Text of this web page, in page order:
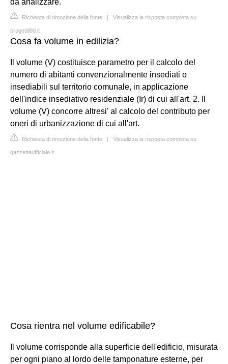
Richiesta di rimozione della fonte | Visualizza la risposta completa su
progedil90.it
Cosa fa volume in edilizia?
Il volume (V) costituisce parametro per il calcolo del
numero di abitanti convenzionalmente insediati o
insediabili sul territorio comunale, in applicazione
dell'indice insediativo residenziale (Ir) di cui all'art. 2. Il
volume (V) concorre altresi' al calcolo del contributo per
oneri di urbanizzazione di cui all'art.
Richiesta di rimozione della fonte | Visualizza la risposta completa su
gazzettaufficiale.it
Cosa rientra nel volume edificabile?
Il volume corrisponde alla superficie dell'edificio, misurata
per ogni piano al lordo delle tamponature esterne, per